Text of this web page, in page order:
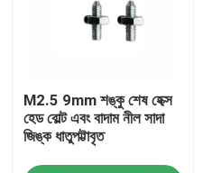
M2.5 9mm শঙ্কু শেষ হেক্স
হেড বোল্ট এবং বাদাম নীল সাদা
জিঙ্ক ধাতুপট্টাবৃত